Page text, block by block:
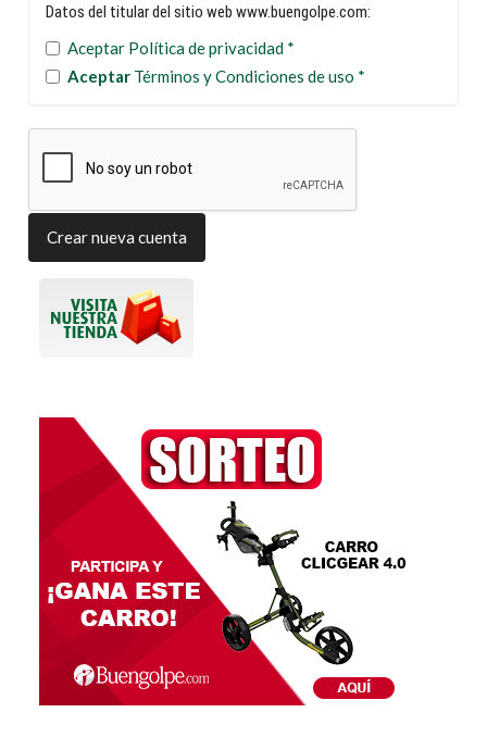
Datos del titular del sitio webwww.buengolpe.com:
CIF: B01376474
Domicilio: Calle Angulema, nº 10
Tfno.: 945 28 18 09
Correo electrónico:
Datos de inscripción registral: BUEN GOLPE, S.L.U. se
encuentra inscrita en el Registro Mercantil de Álava, al Tomo
1184, Folio 137, Hoja VI-10565, Inscripción 1ª.
usuario ha leído, entendido y aceptado íntegramente y sin
reservas este aviso legal, las condiciones de uso, la política de
privacidad y demás avisos o instrucciones que figuran en este
abstenerse de utilizar el sitio webwww.buengolpe.com
BUEN GOLPE, S.L.U. se reserva el derecho de modificar en
cualquier momento los contenidos, informaciones, los
términos de este sitio web, de las presentes condiciones de
uso, políticas de privacidad y demás avisos legales. En este
caso, informaremos a los usuarios a través del sitio web.
En el sitio sitio web
www.buengolpe.compueden existir
enlaces a otros sitios o páginas web de terceros si bien no
asume ningún tipo de responsabilidad sobre ellos ya que no
tiene ningún tipo de control sobre los mismos. Por ello, el
usuario accede bajo su exclusiva responsabilidad tanto al
contenido que ofrecen como a sus condiciones de uso.
Aceptar Política de privacidad *
Aceptar Términos y Condiciones de uso *
Crear nueva cuenta